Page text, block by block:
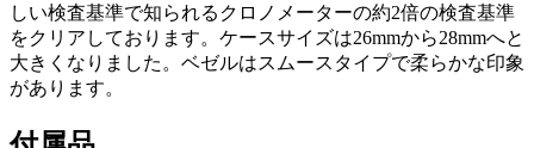
しい検査基準で知られるクロノメーターの約2倍の検査基準
をクリアしております。ケースサイズは26mmから28mmへと
大きくなりました。ベゼルはスムースタイプで柔らかな印象
があります。